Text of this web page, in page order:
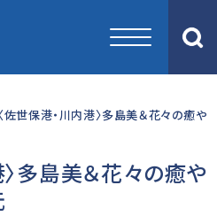
佐世保港・川内港〉多島美＆花々の癒や
多島美＆花々の癒や